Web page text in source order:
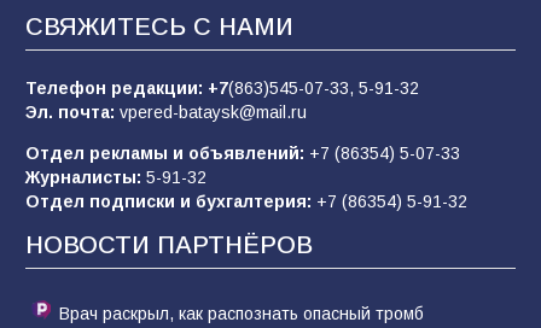
заявления о мобилизации — это
пропагандистский вброс
«Слухами Москву не возьмёшь»: почему
заявления Киева о мобилизации — это
отчаяние, а не разведка
79 02.08.2026
СВЯЖИТЕСЬ С НАМИ
Телефон редакции: +7(863)545-07-33, 5-91-32
Эл. почта: vpered-bataysk@mail.ru
Отдел рекламы и объявлений: +7 (86354) 5-07-33
Журналисты: 5-91-32
Отдел подписки и бухгалтерия: +7 (86354) 5-91-32
НОВОСТИ ПАРТНЁРОВ
Врач раскрыл, как распознать опасный тромб